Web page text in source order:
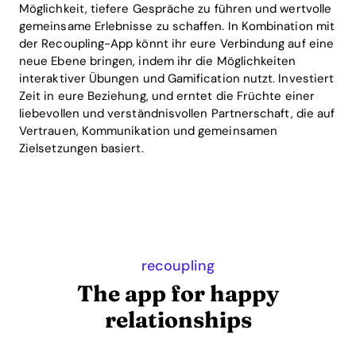
Möglichkeit, tiefere Gespräche zu führen und wertvolle
gemeinsame Erlebnisse zu schaffen. In Kombination mit
der Recoupling-App könnt ihr eure Verbindung auf eine
neue Ebene bringen, indem ihr die Möglichkeiten
interaktiver Übungen und Gamification nutzt. Investiert
Zeit in eure Beziehung, und erntet die Früchte einer
liebevollen und verständnisvollen Partnerschaft, die auf
Vertrauen, Kommunikation und gemeinsamen
Zielsetzungen basiert.
recoupling
The app for happy
relationships